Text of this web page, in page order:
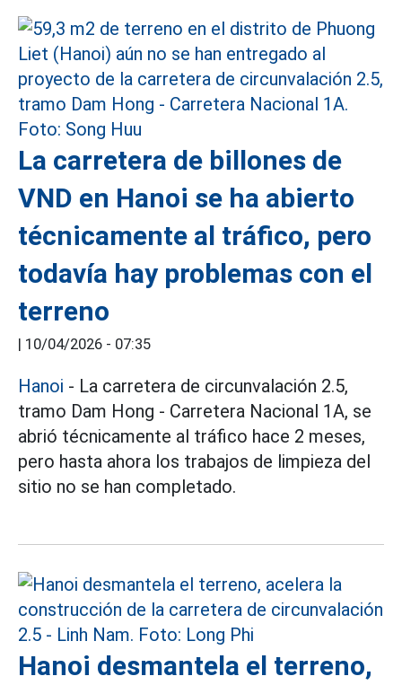
La carretera de billones de
VND en Hanoi se ha abierto
técnicamente al tráfico, pero
todavía hay problemas con el
terreno
| 10/04/2026 - 07:35
Hanoi - La carretera de circunvalación 2.5,
tramo Dam Hong - Carretera Nacional 1A, se
abrió técnicamente al tráfico hace 2 meses,
pero hasta ahora los trabajos de limpieza del
sitio no se han completado.
Hanoi desmantela el terreno,